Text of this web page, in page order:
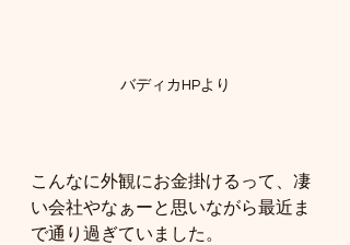
バディカHPより
こんなに外観にお金掛けるって、凄
い会社やなぁーと思いながら最近ま
で通り過ぎていました。